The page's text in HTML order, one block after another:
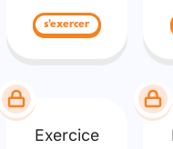
s'exercer
Exercice